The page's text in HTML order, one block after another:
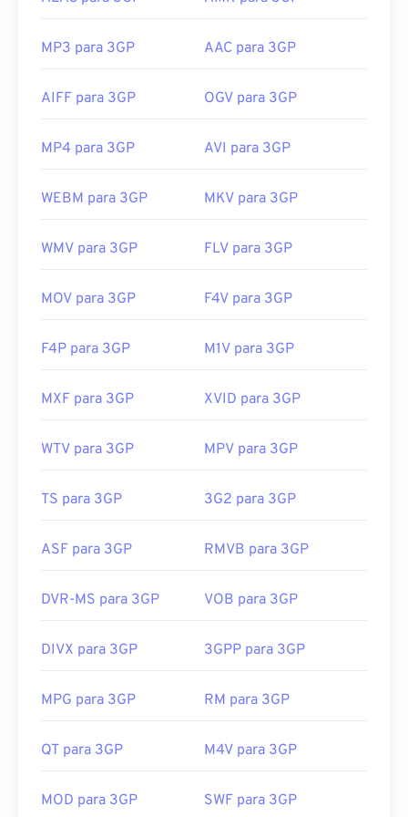
00 00
00 00
MP3 para 3GP AAC para 3GP
AIFF para 3GP OGV para 3GP
MP4 para 3GP AVI para 3GP
WEBM para 3GP MKV para 3GP
WMV para 3GP FLV para 3GP
MOV para 3GP F4V para 3GP
F4P para 3GP M1V para 3GP
MXF para 3GP XVID para 3GP
WTV para 3GP MPV para 3GP
TS para 3GP 3G2 para 3GP
ASF para 3GP RMVB para 3GP
DVR-MS para 3GP VOB para 3GP
DIVX para 3GP 3GPP para 3GP
MPG para 3GP RM para 3GP
QT para 3GP M4V para 3GP
MOD para 3GP SWF para 3GP